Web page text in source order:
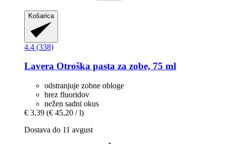
Košarica
4.4 (338)
Lavera Otroška pasta za zobe, 75 ml
odstranjuje zobne obloge
brez fluoridov
nežen sadni okus
€ 3,39 (€ 45,20 / l)
Dostava do 11 avgust